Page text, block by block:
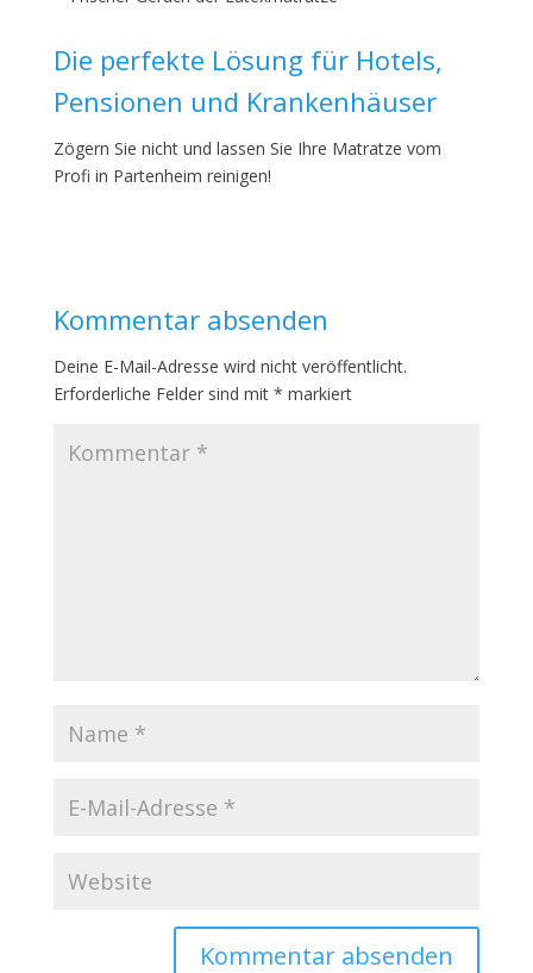
Die perfekte Lösung für Hotels,
Pensionen und Krankenhäuser
Zögern Sie nicht und lassen Sie Ihre Matratze vom
Profi in Partenheim reinigen!
Kommentar absenden
Deine E-Mail-Adresse wird nicht veröffentlicht.
Erforderliche Felder sind mit * markiert